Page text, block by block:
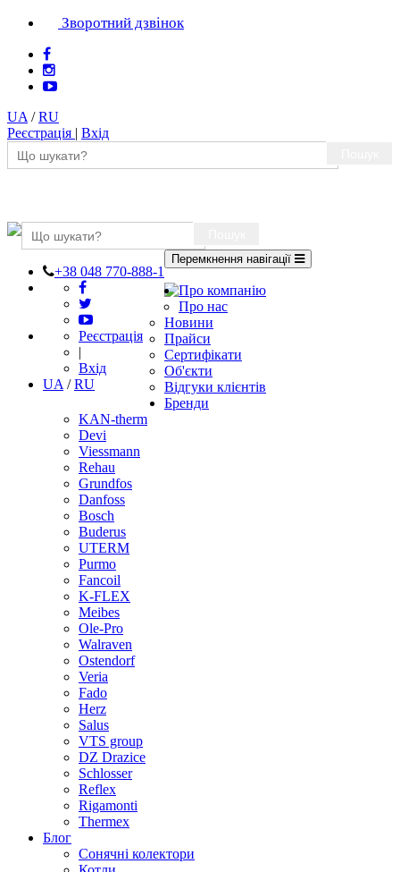
Зворотний дзвінок
UA /RU
Реєстрація | Вхід
+38 048 770-888-1
Реєстрація
|
Вхід
UA /RU
Перемкнення навігації
Про компанію
Про нас
Новини
Прайси
Сертифікати
Об'єкти
Відгуки клієнтів
Бренди
KAN-therm
Devi
Viessmann
Rehau
Grundfos
Danfoss
Bosch
Buderus
UTERM
Purmo
Fancoil
K-FLEX
Meibes
Ole-Pro
Walraven
Ostendorf
Veria
Fado
Herz
Salus
VTS group
DZ Drazice
Schlosser
Reflex
Rigamonti
Thermex
Блог
Сонячні колектори